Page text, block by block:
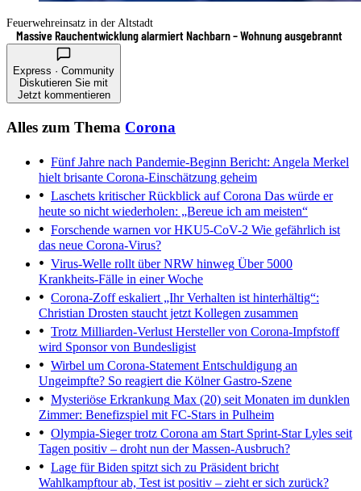
Feuerwehreinsatz in der Altstadt
Massive Rauchentwicklung alarmiert Nachbarn – Wohnung ausgebrannt
Express · Community
Diskutieren Sie mit
Jetzt kommentieren
Alles zum Thema Corona
Fünf Jahre nach Pandemie-Beginn Bericht: Angela Merkel
hielt brisante Corona-Einschätzung geheim
Laschets kritischer Rückblick auf Corona Das würde er
heute so nicht wiederholen: „Bereue ich am meisten“
Forschende warnen vor HKU5-CoV-2 Wie gefährlich ist
das neue Corona-Virus?
Virus-Welle rollt über NRW hinweg Über 5000
Krankheits-Fälle in einer Woche
Corona-Zoff eskaliert „Ihr Verhalten ist hinterhältig“:
Christian Drosten staucht jetzt Kollegen zusammen
Trotz Milliarden-Verlust Hersteller von Corona-Impfstoff
wird Sponsor von Bundesligist
Wirbel um Corona-Statement Entschuldigung an
Ungeimpfte? So reagiert die Kölner Gastro-Szene
Mysteriöse Erkrankung Max (20) seit Monaten im dunklen
Zimmer: Benefizspiel mit FC-Stars in Pulheim
Olympia-Sieger trotz Corona am Start Sprint-Star Lyles seit
Tagen positiv – droht nun der Massen-Ausbruch?
Lage für Biden spitzt sich zu Präsident bricht
Wahlkampftour ab, Test ist positiv – zieht er sich zurück?